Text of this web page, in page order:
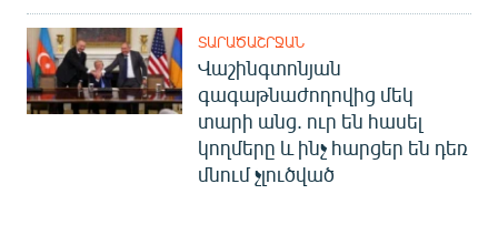
ՏԱՐԱԾԱՇՐՋԱՆ
Վաշինգտոնյան
գագաթնաժողովից մեկ
տարի անց. ուր են հասել
կողմերը և ինչ հարցեր են դեռ
մնում չլուծված